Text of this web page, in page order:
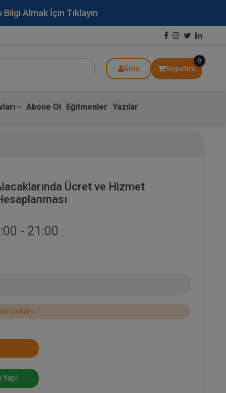
Almak İçin Tıklayın
Giriş Sepetim
0
Abone Ol Eğitmenler Yazılar
Ücret ve Hizmet
- 21:00
imkânı.